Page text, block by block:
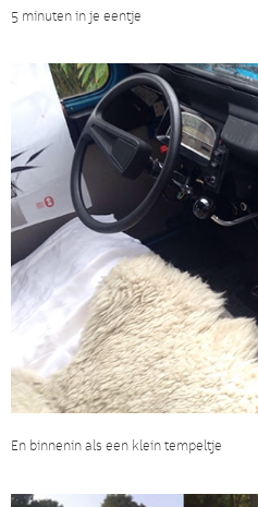
5 minuten in je eentje
En binnenin als een klein tempeltje